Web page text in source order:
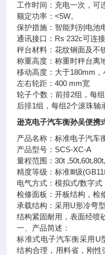
工作时间：充电一次，可
额定功率：<5W。
保护措施：智能判别电池
通讯接口：Rs 232c可连
秤台材料：花纹钢面及不
称重高度：称重时秤台离
移动高度：大于180mm，
左右轮距：400 mm宽
轮子个数：前排2组，每
后排1组，每组2个滚珠轴
逊克电子汽车衡孙吴便携
产品名称：标准电子汽车
产品型号：SCS-XC-A
量程范围：30t
精度等级：标准Ⅲ级
电气方式：模拟式/数字式
检修面板：开板结构，检
承载结构：采用U形冷弯
结构紧固耐用，表面经喷
一、产品简述：
标准式电子汽车衡采用U
结构合理，用料省，刚